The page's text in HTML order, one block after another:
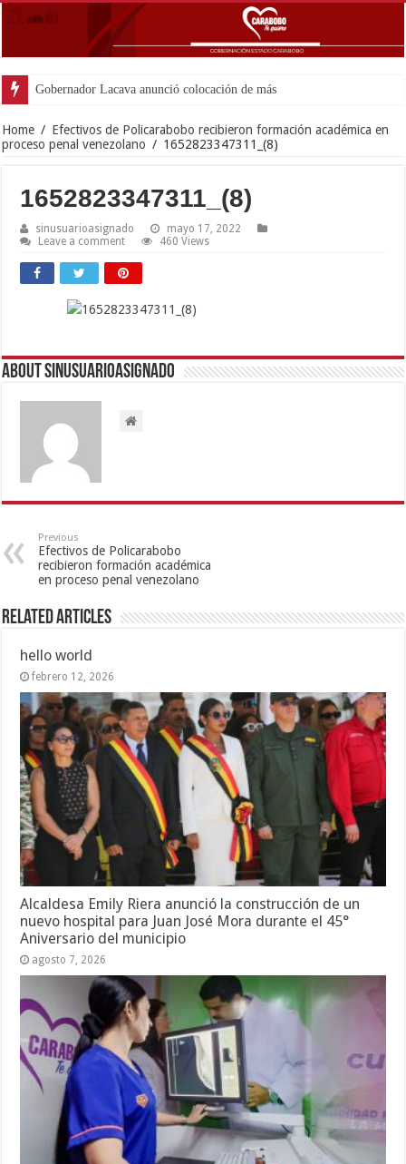
Gobernador Lacava anunció colocación de más de mil 500 ton
Home / Efectivos de Policarabobo recibieron formación académica en
proceso penal venezolano / 1652823347311_(8)
1652823347311_(8)
sinusuarioasignado
mayo 17, 2022
Leave a comment
460 Views
About sinusuarioasignado
Previous
Efectivos de Policarabobo
recibieron formación académica
en proceso penal venezolano
Related Articles
hello world
febrero 12, 2026
Alcaldesa Emily Riera anunció la construcción de un
nuevo hospital para Juan José Mora durante el 45°
Aniversario del municipio
agosto 7, 2026